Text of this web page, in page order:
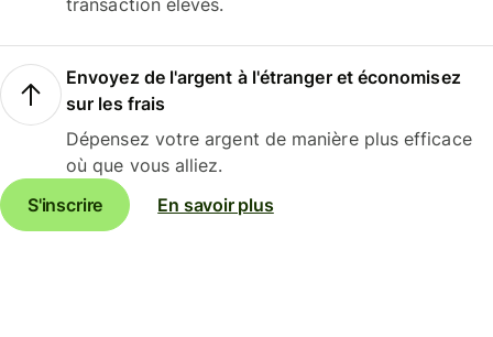
transaction élevés.
Envoyez de l'argent à l'étranger et économisez
sur les frais
Dépensez votre argent de manière plus efficace
où que vous alliez.
S'inscrire
En savoir plus